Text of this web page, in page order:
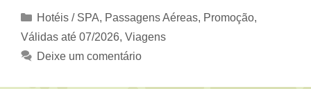
Categorias
Hotéis / SPA, Passagens Aéreas, Promoção,
Válidas até 07/2026, Viagens
Deixe um comentário